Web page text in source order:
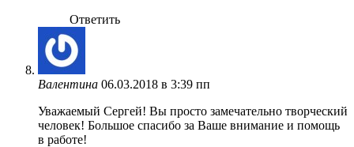
Ответить
Валентина 06.03.2018 в 3:39 пп
Уважаемый Сергей! Вы просто замечательно творческий
человек! Большое спасибо за Ваше внимание и помощь
в работе!